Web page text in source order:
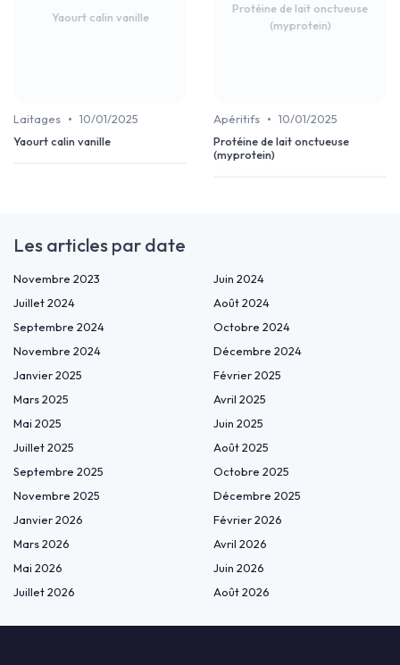
Yaourt calin vanille
Laitages • 10/01/2025
Yaourt calin vanille
Protéine de lait onctueuse
(myprotein)
Apéritifs • 10/01/2025
Protéine de lait onctueuse
(myprotein)
Les articles par date
Novembre 2023
Juin 2024
Juillet 2024
Août 2024
Septembre 2024
Octobre 2024
Novembre 2024
Décembre 2024
Janvier 2025
Février 2025
Mars 2025
Avril 2025
Mai 2025
Juin 2025
Juillet 2025
Août 2025
Septembre 2025
Octobre 2025
Novembre 2025
Décembre 2025
Janvier 2026
Février 2026
Mars 2026
Avril 2026
Mai 2026
Juin 2026
Juillet 2026
Août 2026